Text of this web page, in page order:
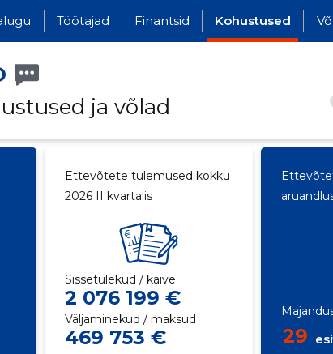
Töötajad Finantsid Kohustused
ja võlad
Ettevõtete tulemused kokku
2026 II kvartalis
Sissetulekud / käive
2 076 199 €
Väljaminekud / maksud
469 753 € 29